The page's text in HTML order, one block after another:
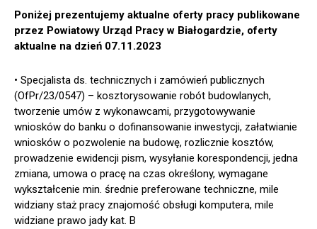
Poniżej prezentujemy aktualne oferty pracy publikowane
przez Powiatowy Urząd Pracy w Białogardzie, oferty
aktualne na dzień 07.11.2023
• Specjalista ds. technicznych i zamówień publicznych
(OfPr/23/0547) – kosztorysowanie robót budowlanych,
tworzenie umów z wykonawcami, przygotowywanie
wniosków do banku o dofinansowanie inwestycji, załatwianie
wniosków o pozwolenie na budowę, rozlicznie kosztów,
prowadzenie ewidencji pism, wysyłanie korespondencji, jedna
zmiana, umowa o pracę na czas określony, wymagane
wykształcenie min. średnie preferowane techniczne, mile
widziany staż pracy znajomość obsługi komputera, mile
widziane prawo jady kat. B